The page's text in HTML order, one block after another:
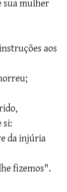
aos
si:
da injúria
fizemos".